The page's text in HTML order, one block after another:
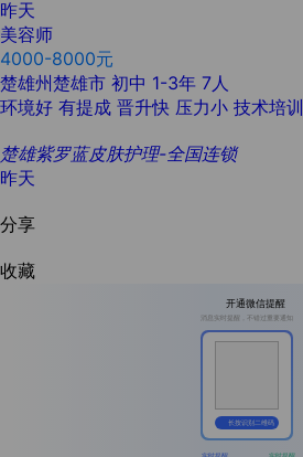
昨天
美容师
4000-8000元
楚雄州楚雄市 初中 1-3年 7人
环境好 有提成 晋升快 压力小 技术培训
楚雄紫罗蓝皮肤护理-全国连锁
昨天
分享
收藏
开通微信提醒
消息实时提醒，不错过重要通知
长按识别二维码
实时提醒
实时提醒